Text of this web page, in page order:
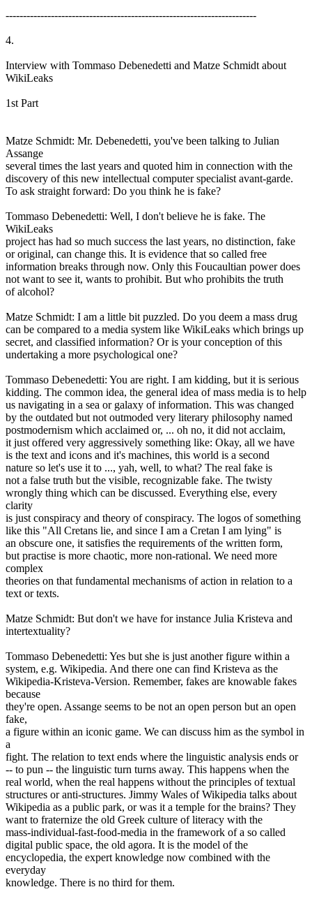
------------------------------------------------------------------------
4.
Interview with Tommaso Debenedetti and Matze Schmidt about
WikiLeaks
1st Part
Matze Schmidt: Mr. Debenedetti, you've been talking to Julian
Assange
several times the last years and quoted him in connection with the
discovery of this new intellectual computer specialist avant-garde.
To ask straight forward: Do you think he is fake?
Tommaso Debenedetti: Well, I don't believe he is fake. The
WikiLeaks
project has had so much success the last years, no distinction, fake
or original, can change this. It is evidence that so called free
information breaks through now. Only this Foucaultian power does
not want to see it, wants to prohibit. But who prohibits the truth
of alcohol?
Matze Schmidt: I am a little bit puzzled. Do you deem a mass drug
can be compared to a media system like WikiLeaks which brings up
secret, and classified information? Or is your conception of this
undertaking a more psychological one?
Tommaso Debenedetti: You are right. I am kidding, but it is serious
kidding. The common idea, the general idea of mass media is to help
us navigating in a sea or galaxy of information. This was changed
by the outdated but not outmoded very literary philosophy named
postmodernism which acclaimed or, ... oh no, it did not acclaim,
it just offered very aggressively something like: Okay, all we have
is the text and icons and it's machines, this world is a second
nature so let's use it to ..., yah, well, to what? The real fake is
not a false truth but the visible, recognizable fake. The twisty
wrongly thing which can be discussed. Everything else, every
clarity
is just conspiracy and theory of conspiracy. The logos of something
like this "All Cretans lie, and since I am a Cretan I am lying" is
an obscure one, it satisfies the requirements of the written form,
but practise is more chaotic, more non-rational. We need more
complex
theories on that fundamental mechanisms of action in relation to a
text or texts.
Matze Schmidt: But don't we have for instance Julia Kristeva and
intertextuality?
Tommaso Debenedetti: Yes but she is just another figure within a
system, e.g. Wikipedia. And there one can find Kristeva as the
Wikipedia-Kristeva-Version. Remember, fakes are knowable fakes
because
they're open. Assange seems to be not an open person but an open
fake,
a figure within an iconic game. We can discuss him as the symbol in
a
fight. The relation to text ends where the linguistic analysis ends or
-- to pun -- the linguistic turn turns away. This happens when the
real world, when the real happens without the principles of textual
structures or anti-structures. Jimmy Wales of Wikipedia talks about
Wikipedia as a public park, or was it a temple for the brains? They
want to fraternize the old Greek culture of literacy with the
mass-individual-fast-food-media in the framework of a so called
digital public space, the old agora. It is the model of the
encyclopedia, the expert knowledge now combined with the
everyday
knowledge. There is no third for them.